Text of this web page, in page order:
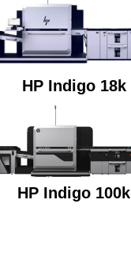
HP Indigo 18k
HP Indigo 100k